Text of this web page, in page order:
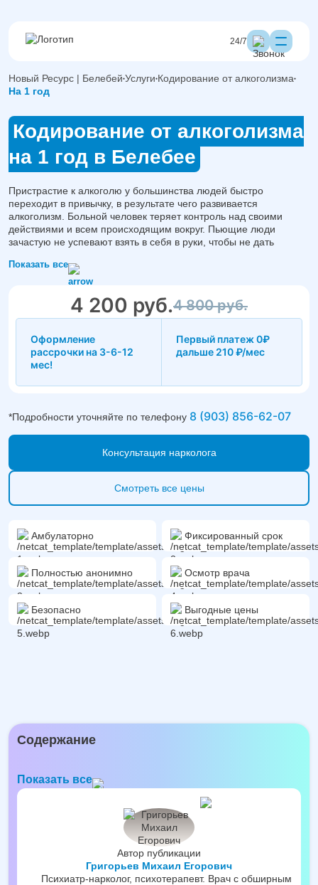
24/7
Новый Ресурс | Белебей Услуги Кодирование от алкоголизма
На 1 год
Кодирование от алкоголизма
на 1 год в Белебее
Пристрастие к алкоголю у большинства людей быстро
переходит в привычку, в результате чего развивается
алкоголизм. Больной человек теряет контроль над своими
действиями и всем происходящим вокруг. Пьющие люди
зачастую не успевают взять в себя в руки, чтобы не дать
психического состояния. Кодирование от алкоголизма на год
поможет остановить развитие зависимости и вернуть человека
Показать все
4 800 руб.
4 200 руб.
Оформление
рассрочки на 3-6-12
мес!
Первый платеж 0₽
дальше 210 ₽/мес
*Подробности уточняйте по телефону 8 (903) 856-62-07
Консультация нарколога
Смотреть все цены
Амбулаторно Фиксированный срок
Полностью анонимно Осмотр врача
Безопасно Выгодные цены
Содержание
Показать все
Автор публикации
Григорьев Михаил Егорович
Психиатр-нарколог, психотерапевт. Врач с обширным